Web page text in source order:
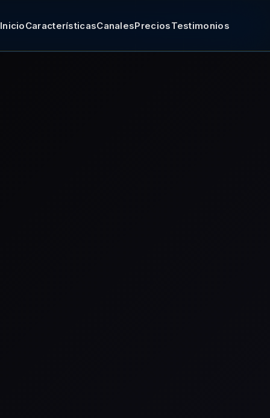
InicioCaracterísticasCanalesPreciosTestimonios